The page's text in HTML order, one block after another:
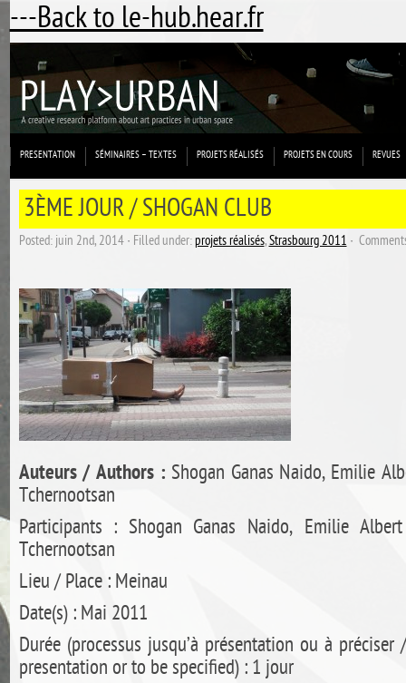
---Back to le-hub.hear.fr
PRESENTATION SÉMINAIRES – TEXTES PROJETS RÉALISÉS PROJETS EN COURS REVUES
3ÈME JOUR / SHOGAN CLUB
Posted: juin 2nd, 2014 ˑ Filled under:projets réalisés,Strasbourg 2011ˑ
Auteurs / Authors : Shogan Ganas Naido, Emilie
Tchernootsan
Participants : Shogan Ganas Naido, Emilie
Tchernootsan
Lieu / Place : Meinau
Date(s) : Mai 2011
Durée (processus jusqu’à présentation ou à
presentation or to be specified) : 1 jour